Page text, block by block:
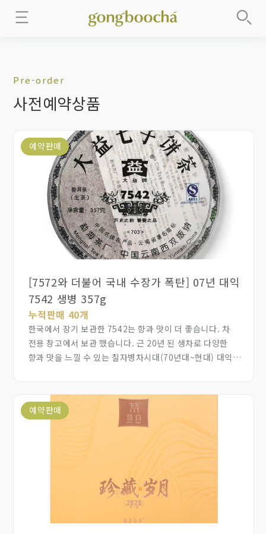
Pre-order
사전예약상품
예약판매
[7572와 더불어 국내 수장가 폭탄] 07년 대익
7542 생병 357g
누적판매 40개
한국에서 장기 보관한 7542는 향과 맛이 더 좋습니다. 차
전용 창고에서 보관 했습니다. 근 20년 된 생차로 다양한
향과 맛을 느낄 수 있는 칠자병차시대(70년대~현대) 대익
가치 상승 기회가 있는 차입니다. 출품 순서는 702, 703,
704 피차 이지만, 수장가께서 일일이 고를 수 없기 때문에
무작위로 배송됩니다. 배송은 7일간 판매후 8월 10일부터
예약판매